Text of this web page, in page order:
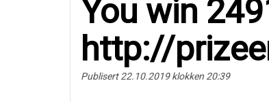
You win
http://
Publisert 22.10.2019 klokken 20:39